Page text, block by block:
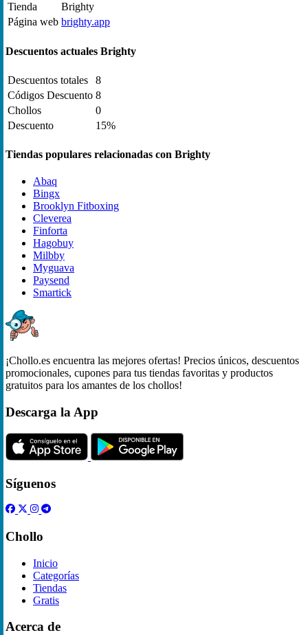
Tienda
Brighty
Página web brighty.app
Descuentos actuales Brighty
Descuentos totales
8
Códigos Descuento 8
Chollos
0
Descuento
15%
Tiendas populares relacionadas con Brighty
Abaq
Bingx
Brooklyn Fitboxing
Cleverea
Finforta
Hagobuy
Milbby
Myguava
Paysend
Smartick
¡Chollo.es encuentra las mejores ofertas! Precios únicos, descuentos
promocionales, cupones para tus tiendas favoritas y productos
gratuitos para los amantes de los chollos!
Descarga la App
Síguenos
Chollo
Inicio
Categorías
Tiendas
Gratis
Acerca de